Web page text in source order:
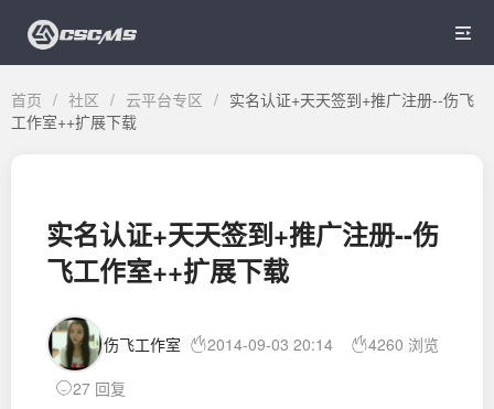

首页 / 社区 / 云平台专区 / 实名认证+天天签到+推广注册--伤飞
工作室++扩展下载
实名认证+天天签到+推广注册--伤
飞工作室++扩展下载
伤飞工作室 2014-09-03 20:14
4260 浏览
27 回复